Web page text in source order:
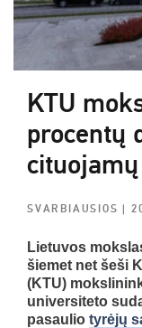
KTU
procentų
SVARBIAUSIOS|
Lietuvos
šiemet net šeši
(KTU)
universiteto
pasaulio tyrėjų